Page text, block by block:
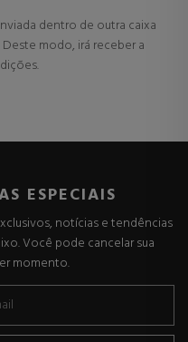
dentro de outra caixa
modo, irá receber a
ESPECIAIS
notícias e tendências
Você pode cancelar sua
momento.